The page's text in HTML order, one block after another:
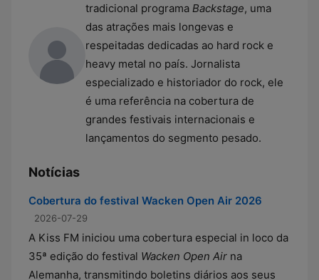
tradicional programa Backstage, uma
das atrações mais longevas e
respeitadas dedicadas ao hard rock e
heavy metal no país. Jornalista
especializado e historiador do rock, ele
é uma referência na cobertura de
grandes festivais internacionais e
lançamentos do segmento pesado.
Notícias
Cobertura do festival Wacken Open Air 2026
2026-07-29
A Kiss FM iniciou uma cobertura especial in loco da
35ª edição do festival Wacken Open Air na
Alemanha, transmitindo boletins diários aos seus